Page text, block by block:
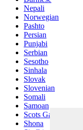
Nepali
Norwegian
Pashto
Persian
Punjabi
Serbian
Sesotho
Sinhala
Slovak
Slovenian
Somali
Samoan
Scots Gaelic
Shona